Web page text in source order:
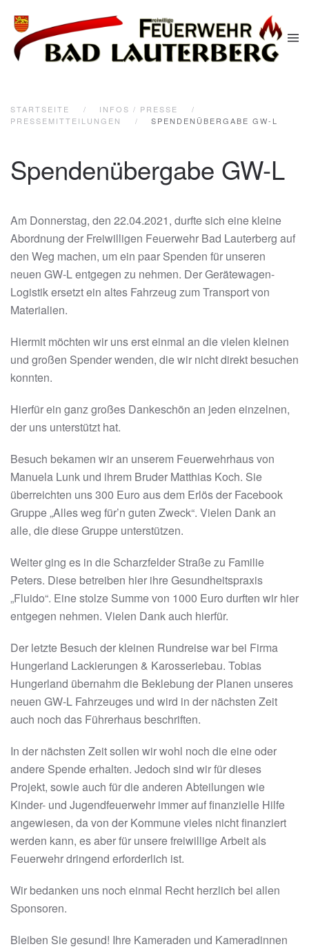
Zum Hauptinhalt springen
STARTSEITE
INFOS / PRESSE
PRESSEMITTEILUNGEN
SPENDENÜBERGABE GW-L
Spendenübergabe GW-L
Am Donnerstag, den 22.04.2021, durfte sich eine kleine
Abordnung der Freiwilligen Feuerwehr Bad Lauterberg auf
den Weg machen, um ein paar Spenden für unseren
neuen GW-L entgegen zu nehmen. Der Gerätewagen-
Logistik ersetzt ein altes Fahrzeug zum Transport von
Materialien.
Hiermit möchten wir uns erst einmal an die vielen kleinen
und großen Spender wenden, die wir nicht direkt besuchen
konnten.
Hierfür ein ganz großes Dankeschön an jeden einzelnen,
der uns unterstützt hat.
Besuch bekamen wir an unserem Feuerwehrhaus von
Manuela Lunk und ihrem Bruder Matthias Koch. Sie
überreichten uns 300 Euro aus dem Erlös der Facebook
Gruppe „Alles weg für’n guten Zweck“. Vielen Dank an
alle, die diese Gruppe unterstützen.
Weiter ging es in die Scharzfelder Straße zu Familie
Peters. Diese betreiben hier ihre Gesundheitspraxis
„Fluido“. Eine stolze Summe von 1000 Euro durften wir hier
entgegen nehmen. Vielen Dank auch hierfür.
Der letzte Besuch der kleinen Rundreise war bei Firma
Hungerland Lackierungen & Karosseriebau. Tobias
Hungerland übernahm die Beklebung der Planen unseres
neuen GW-L Fahrzeuges und wird in der nächsten Zeit
auch noch das Führerhaus beschriften.
In der nächsten Zeit sollen wir wohl noch die eine oder
andere Spende erhalten. Jedoch sind wir für dieses
Projekt, sowie auch für die anderen Abteilungen wie
Kinder- und Jugendfeuerwehr immer auf finanzielle Hilfe
angewiesen, da von der Kommune vieles nicht finanziert
werden kann, es aber für unsere freiwillige Arbeit als
Feuerwehr dringend erforderlich ist.
Wir bedanken uns noch einmal Recht herzlich bei allen
Sponsoren.
Bleiben Sie gesund! Ihre Kameraden und Kameradinnen